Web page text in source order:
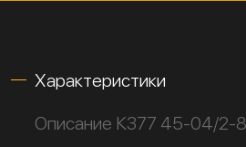
Характеристики
Описание К377 45-04/2-